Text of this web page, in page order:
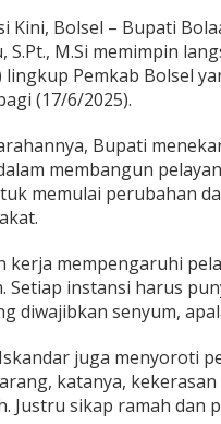
Kini, Bolsel – Bupati
S.Pt., M.Si memimpin
lingkup Pemkab Bolsel
(17/6/2025).
Bupati
membangun
memulai perubahan
kerja mempengaruhi
Setiap instansi harus
diwajibkan senyum,
juga menyoroti
katanya,
Justru sikap ramah dan